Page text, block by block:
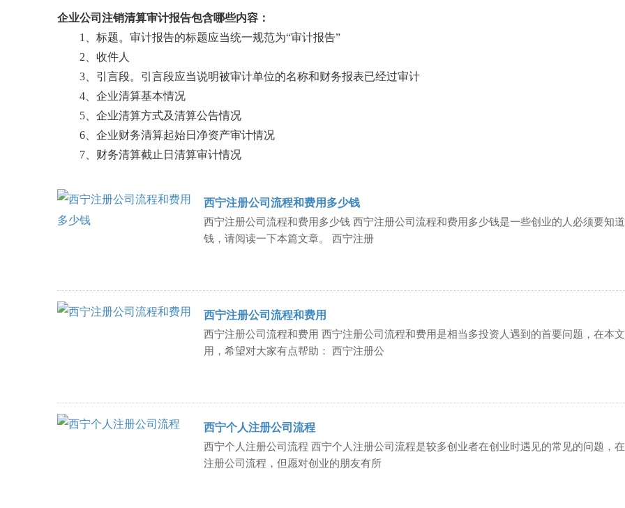
企业公司注销清算审计报告包含哪些内容：
1、标题。审计报告的标题应当统一规范为“审计报告”
2、收件人
3、引言段。引言段应当说明被审计单位的名称和财务报表已经过审计
4、企业清算基本情况
5、企业清算方式及清算公告情况
6、企业财务清算起始日净资产审计情况
7、财务清算截止日清算审计情况
西宁注册公司流程和费用多少钱
西宁注册公司流程和费用多少钱 西宁注册公司流程和费用多少钱是一些创业的人必须要知
钱，请阅读一下本篇文章。 西宁注册
西宁注册公司流程和费用
西宁注册公司流程和费用 西宁注册公司流程和费用是相当多投资人遇到的首要问题，在本
用，希望对大家有点帮助： 西宁注册公
西宁个人注册公司流程
西宁个人注册公司流程 西宁个人注册公司流程是较多创业者在创业时遇见的常见的问题，
注册公司流程，但愿对创业的朋友有所